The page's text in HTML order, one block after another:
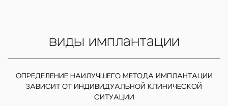
виды имплантации
ОПРЕДЕЛЕНИЕ НАИЛУЧШЕГО МЕТОДА ИМПЛАНТАЦИИ
ЗАВИСИТ ОТ ИНДИВИДУАЛЬНОЙ КЛИНИЧЕСКОЙ
СИТУАЦИИ